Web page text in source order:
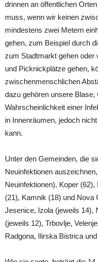
drinnen an öffentlichen
muss, wenn wir keinen
mindestens zwei Metern
gehen, zum Beispiel durch
zum Stadtmarkt gehen oder
und Picknickplätze gehen,
zwischenmenschlichen
dazu gehören unsere
Wahrscheinlichkeit einer
in Innenräumen, jedoch
kann.
Unter den Gemeinden, die
Neuinfektionen
Neuinfektionen), Koper
(21), Kamnik (18) und Nova
Jesenice, Izola (jeweils 14),
(jeweils 12), Trbovlje,
Radgona, Ilirska Bistrica